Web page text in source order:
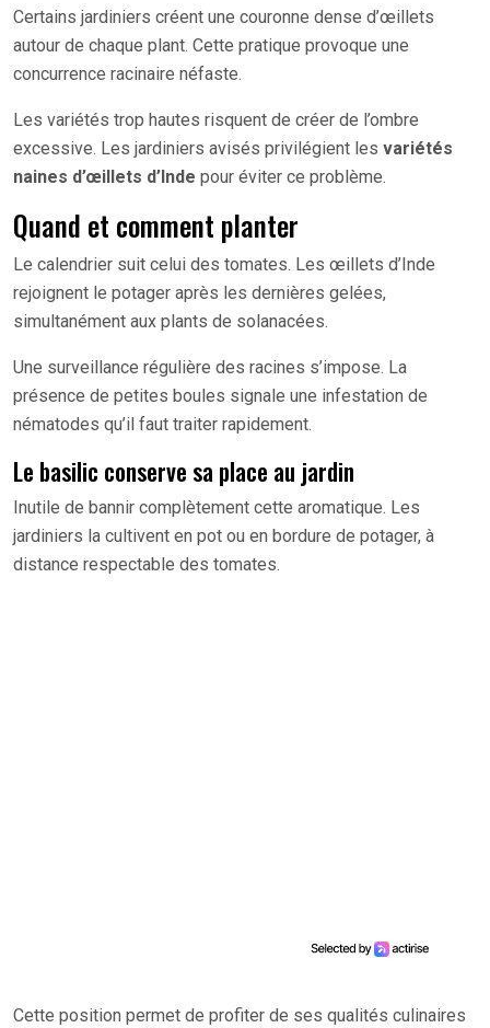
Certains jardiniers créent une couronne dense d’œillets
autour de chaque plant. Cette pratique provoque une
concurrence racinaire néfaste.
Les variétés trop hautes risquent de créer de l’ombre
excessive. Les jardiniers avisés privilégient les variétés
naines d’œillets d’Inde pour éviter ce problème.
Quand et comment planter
Le calendrier suit celui des tomates. Les œillets d’Inde
rejoignent le potager après les dernières gelées,
simultanément aux plants de solanacées.
Une surveillance régulière des racines s’impose. La
présence de petites boules signale une infestation de
nématodes qu’il faut traiter rapidement.
Le basilic conserve sa place au jardin
Inutile de bannir complètement cette aromatique. Les
jardiniers la cultivent en pot ou en bordure de potager, à
distance respectable des tomates.
Cette position permet de profiter de ses qualités culinaires